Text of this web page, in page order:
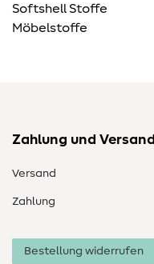
Softshell Stoffe
Möbelstoffe
Zahlung und Versand
Versand
Zahlung
Bestellung widerrufen